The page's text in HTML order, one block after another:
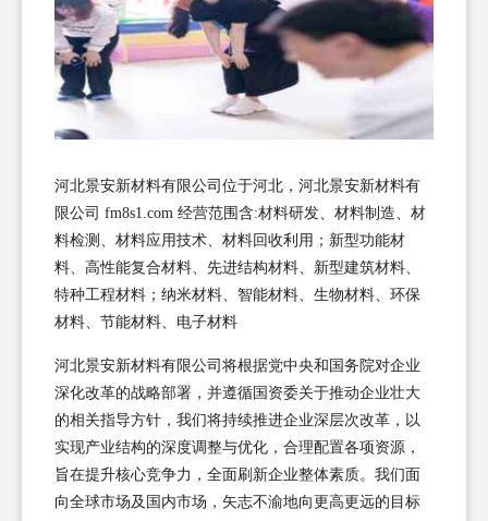
河北景安新材料有限公司位于河北，河北景安新材料有
限公司 fm8s1.com 经营范围含:材料研发、材料制造、材
料检测、材料应用技术、材料回收利用；新型功能材
料、高性能复合材料、先进结构材料、新型建筑材料、
特种工程材料；纳米材料、智能材料、生物材料、环保
材料、节能材料、电子材料
河北景安新材料有限公司将根据党中央和国务院对企业
深化改革的战略部署，并遵循国资委关于推动企业壮大
的相关指导方针，我们将持续推进企业深层次改革，以
实现产业结构的深度调整与优化，合理配置各项资源，
旨在提升核心竞争力，全面刷新企业整体素质。我们面
向全球市场及国内市场，矢志不渝地向更高更远的目标